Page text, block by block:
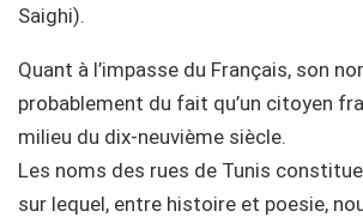
Saighi).
Quant à l’impasse du Français, son
probablement du fait qu’un citoyen
milieu du dix-neuvième siècle.
Les noms des rues de Tunis
sur lequel, entre histoire et poesie,